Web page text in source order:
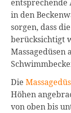
entsprechende
in den
sorgen, dass
berücksichtigt
Massagedüsen
Die
Höhen
von oben bis